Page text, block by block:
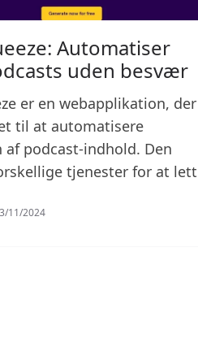
Automatiser
uden besvær
er en webapplikation, der
til at automatisere
af podcast-indhold. Den
tjenester for at
11/2024